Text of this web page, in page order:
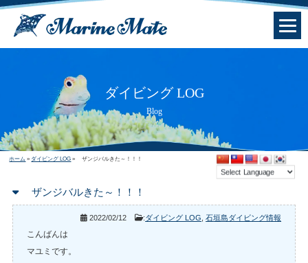
ダイビング LOG
Blog
ホーム » ダイビング LOG » ザンジバルきた～！！！
ザンジバルきた～！！！
2022/02/12 :ダイビング LOG ,石垣島ダイビング情報
こんばんは
マユミです。